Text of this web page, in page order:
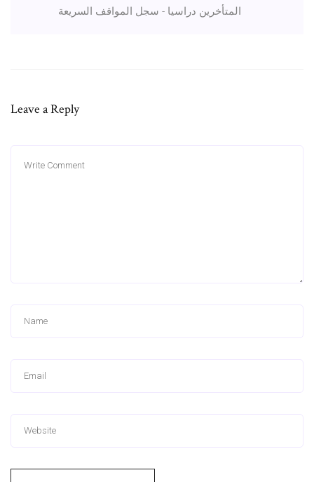
المتأخرين دراسيا - سجل المواقف السريعة
Leave a Reply